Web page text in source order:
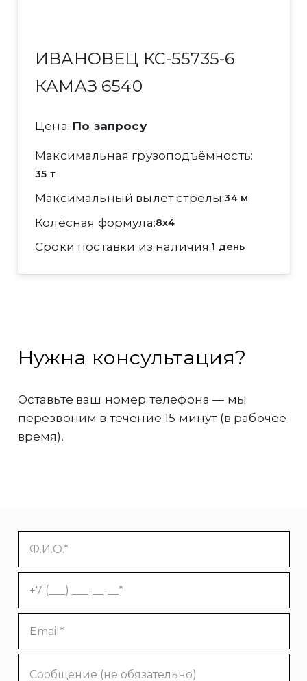
ИВАНОВЕЦ КС-55735-6
КАМАЗ 6540
Цена: По запросу
Максимальная грузоподъёмность
35 т
Максимальный вылет стрелы 34 м
Колёсная формула 8x4
Сроки поставки из наличия 1 день
Нужна консультация?
Оставьте ваш номер телефона — мы
перезвоним в течение 15 минут (в рабочее
время).